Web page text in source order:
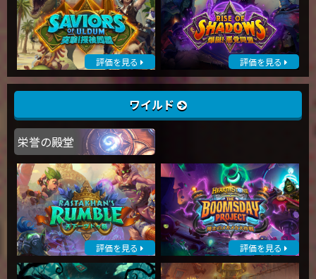
評価を見る 評価を見る
ワイルド
栄誉の殿堂
評価を見る 評価を見る